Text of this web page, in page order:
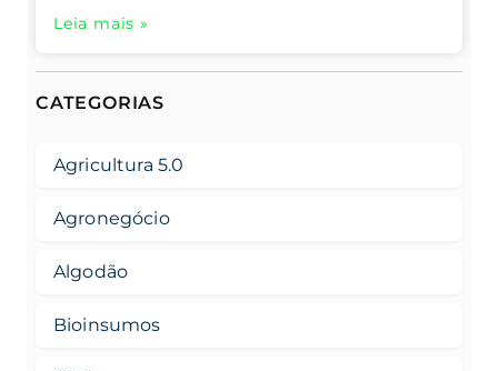
Leia mais »
CATEGORIAS
Agricultura 5.0
Agronegócio
Algodão
Bioinsumos